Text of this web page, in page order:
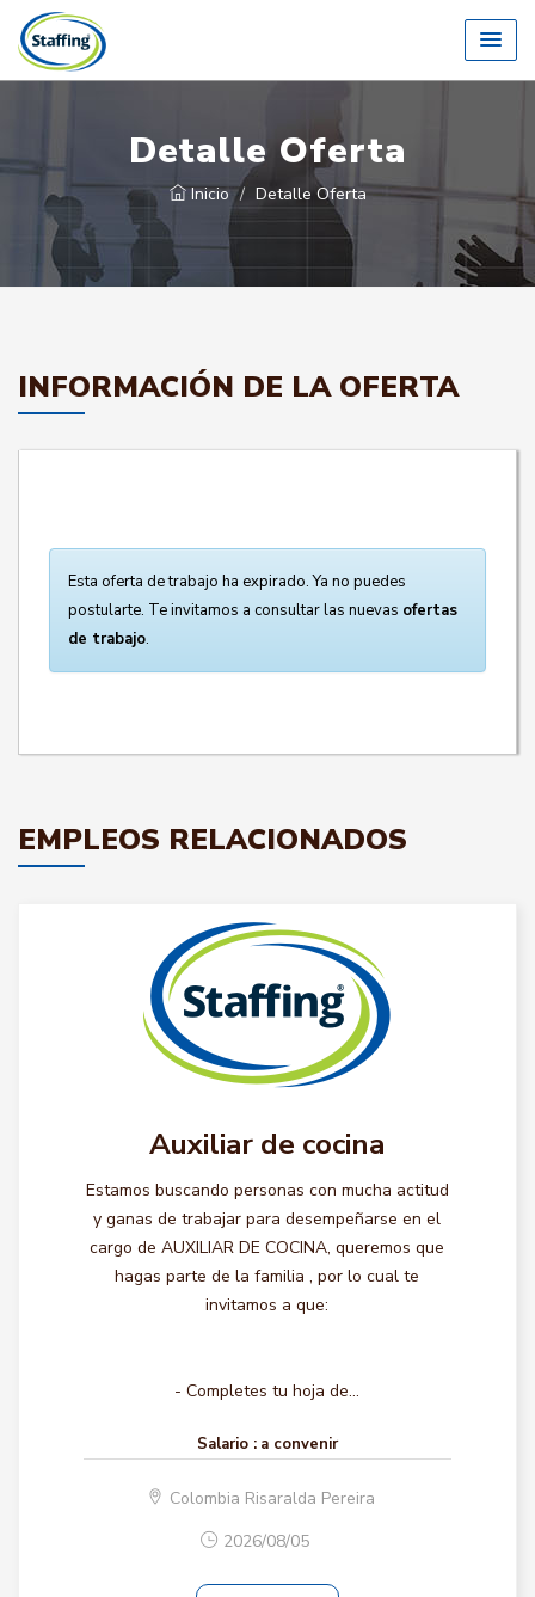
Detalle Oferta
Inicio Detalle Oferta
INFORMACIÓN DE LA OFERTA
Esta oferta de trabajo ha expirado. Ya no puedes
postularte. Te invitamos a consultar las nuevas ofertas
de trabajo.
EMPLEOS RELACIONADOS
Auxiliar de cocina
Estamos buscando personas con mucha actitud
y ganas de trabajar para desempeñarse en el
cargo de AUXILIAR DE COCINA, queremos que
hagas parte de la familia , por lo cual te
invitamos a que:
- Completes tu hoja de...
Salario : a convenir
Colombia Risaralda Pereira
2026/08/05